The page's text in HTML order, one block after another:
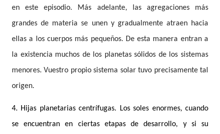
en este episodio. Más adelante, las agregaciones más
grandes de materia se unen y gradualmente atraen hacia
ellas a los cuerpos más pequeños. De esta manera entran a
la existencia muchos de los planetas sólidos de los sistemas
menores. Vuestro propio sistema solar tuvo precisamente tal
origen.
4. Hijas planetarias centrífugas. Los soles enormes, cuando
se encuentran en ciertas etapas de desarrollo, y si su